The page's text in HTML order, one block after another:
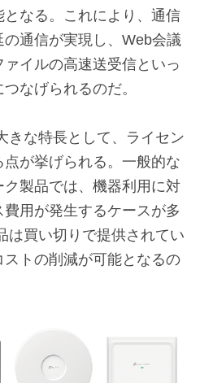
となる。これにより、通信
通信が実現し、Web会議
イルの高速送受信といっ
なげられるのだ。
きな特長として、ライセン
点が挙げられる。一般的な
製品では、機器利用に対
費用が発生するケースが多
は買い切りで提供されてい
ストの削減が可能となるの